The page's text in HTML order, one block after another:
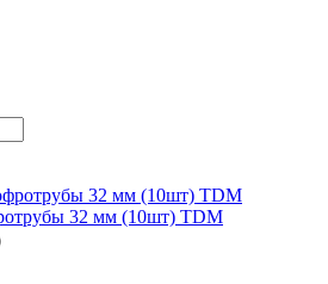
32 мм (10шт) TDM